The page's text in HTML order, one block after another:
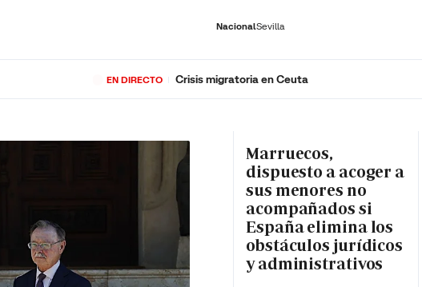
NacionalSevilla
ECONOMÍADEPORTES SOCIEDADCULTURAGENTEPLAY
EN DIRECTO Crisis migratoria en Ceuta
Marruecos,
dispuesto a acoger a
sus menores no
acompañados si
España elimina los
obstáculos jurídicos
y administrativos